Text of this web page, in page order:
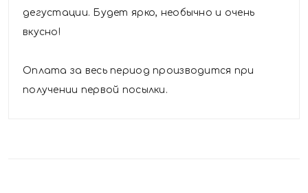
дегустации. Будет ярко, необычно и очень
вкусно!
Оплата за весь период производится при
получении первой посылки.